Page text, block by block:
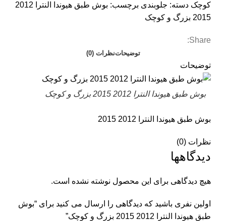
کوچک دسته: جلوبندی برچسب:
بوش طبق هیوندا النترا 2012
2015 بزرگ و کوچک
Share:
توضیحاتنظرات (0)
توضیحات
بوش طبق هیوندا النترا 2012 2015 بزرگ و کوچک
بوش طبق هیوندا النترا 2012 2015
نظرات (0)
دیدگاهها
هیچ دیدگاهی برای این محصول نوشته نشده است.
اولین نفری باشید که دیدگاهی را ارسال می کنید برای “بوش
طبق هیوندا النترا 2012 2015 بزرگ و کوچک”